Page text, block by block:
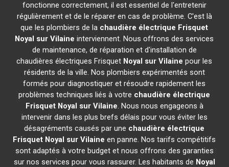
fonctionne correctement, il est essentiel de l'entretenir
régulièrement et de le réparer en cas de problème. C'est là
que les plombiers de la chaudière électrique Frisquet
Noyal sur Vilaine interviennent. Nous offrons des services
de maintenance, de réparation et d'installation de
chaudières électriques Frisquet Noyal sur Vilaine pour les
résidents de la ville. Nos plombiers expérimentés sont
formés pour diagnostiquer et résoudre rapidement les
problèmes techniques liés à votre chaudière électrique
Frisquet Noyal sur Vilaine. Nous nous engageons à
intervenir dans les plus brefs délais pour vous éviter les
désagréments causés par une chaudière électrique
Frisquet Noyal sur Vilaine en panne. Nos tarifs compétitifs
sont adaptés à votre budget et nous offrons des garanties
sur nos services pour vous rassurer. Les habitants de Noyal